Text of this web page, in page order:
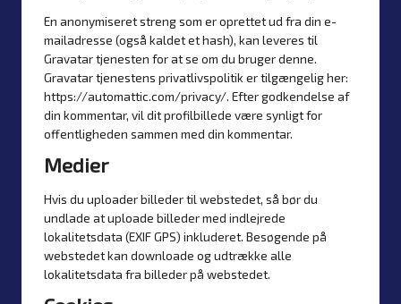
En anonymiseret streng som er oprettet ud fra din e-
mailadresse (også kaldet et hash), kan leveres til
Gravatar tjenesten for at se om du bruger denne.
Gravatar tjenestens privatlivspolitik er tilgængelig her:
https://automattic.com/privacy/. Efter godkendelse af
din kommentar, vil dit profilbillede være synligt for
offentligheden sammen med din kommentar.
Medier
Hvis du uploader billeder til webstedet, så bør du
undlade at uploade billeder med indlejrede
lokalitetsdata (EXIF GPS) inkluderet. Besøgende på
webstedet kan downloade og udtrække alle
lokalitetsdata fra billeder på webstedet.